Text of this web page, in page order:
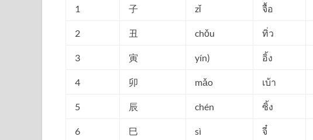
1 子 zǐ จื้อ
2 丑 chǒu ทิ่ว
3 寅 yín) อิ้ง
4 卯 mǎo เบ้า
5 辰 chén ซิ้ง
6 巳 sì จี๋